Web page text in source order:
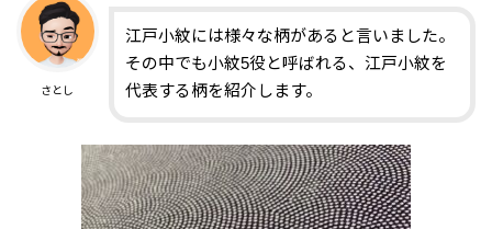
さとし
江戸小紋には様々な柄があると言いました。
その中でも小紋5役と呼ばれる、江戸小紋を
代表する柄を紹介します。